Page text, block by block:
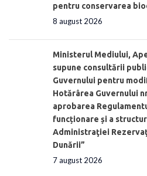
pentru conservarea
8 august 2026
Ministerul Mediului,
supune consultării
Guvernului pentru
Hotărârea Guvernului
aprobarea
funcționare și a
Administraţiei
Dunării”
7 august 2026